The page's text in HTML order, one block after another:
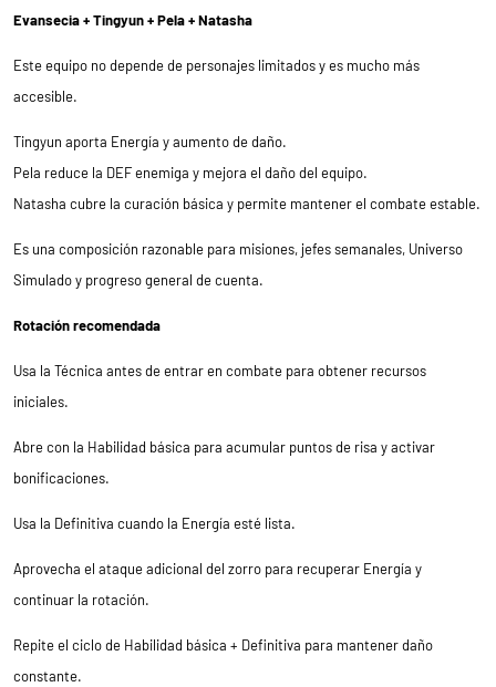
Evansecia + Tingyun + Pela + Natasha
Este equipo no depende de personajes limitados y es mucho más
accesible.
Tingyun aporta Energía y aumento de daño.
Pela reduce la DEF enemiga y mejora el daño del equipo.
Natasha cubre la curación básica y permite mantener el combate estable.
Es una composición razonable para misiones, jefes semanales, Universo
Simulado y progreso general de cuenta.
Rotación recomendada
Usa la Técnica antes de entrar en combate para obtener recursos
iniciales.
Abre con la Habilidad básica para acumular puntos de risa y activar
bonificaciones.
Usa la Definitiva cuando la Energía esté lista.
Aprovecha el ataque adicional del zorro para recuperar Energía y
continuar la rotación.
Repite el ciclo de Habilidad básica + Definitiva para mantener daño
constante.